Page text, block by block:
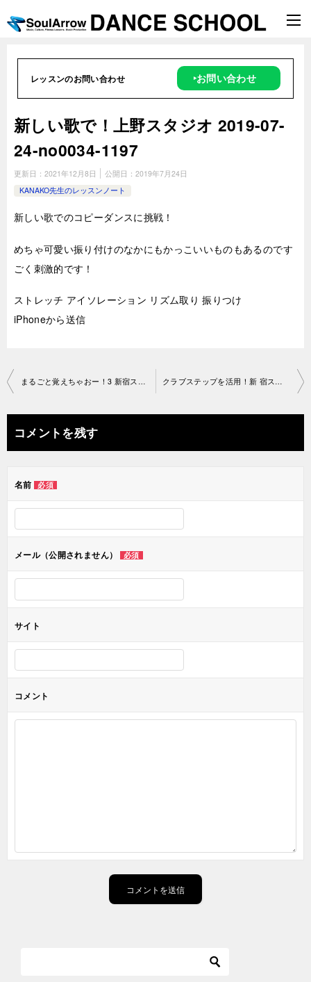
レッスンのお問い合わせ ‣お問い合わせ
新しい歌で！上野スタジオ 2019-07-
24-no0034-1197
更新日： 2021年12月8日 公開日： 2019年7月24日
KANAKO先生のレッスンノート
新しい歌でのコピーダンスに挑戦！
めちゃ可愛い振り付けのなかにもかっこいいものもあるのです
ごく刺激的です！
ストレッチ アイソレーション リズム取り 振りつけ
iPhoneから送信
投
ナ
ビ
ー
ン
コメントを残す
名前 必須
メール（公開されません） 必須
サイト
コメント